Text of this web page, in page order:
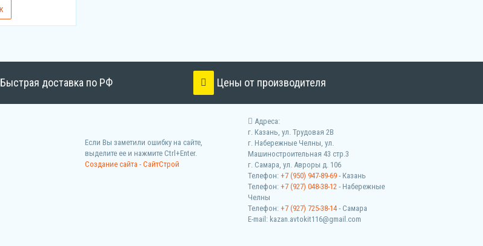
Быстрая доставка по РФ Цены от производителя
Если Вы заметили ошибку на сайте,
выделите ее и нажмите Ctrl+Enter.
Создание сайта - СайтСтрой
Адреса:
г. Казань, ул. Трудовая 2В
г. Набережные Челны, ул.
Машиностроительная 43 стр.3
г. Самара, ул. Авроры д. 106
Телефон: +7 (950) 947-89-69- Казань
Телефон: +7 (927) 048-38-12- Набережные
Челны
Телефон: +7 (927) 725-38-14- Самара
E-mail: kazan.avtokit116@gmail.com